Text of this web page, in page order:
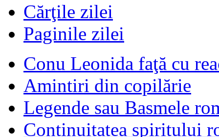
Cărţile zilei
Paginile zilei
Conu Leonida faţă cu
Amintiri din copilărie
Legende sau Basmele
Continuitatea spiritului